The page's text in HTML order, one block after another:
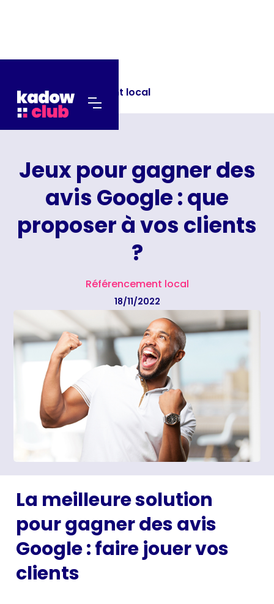
Blog >Référencement local
Jeux pour gagner des
avis Google : que
proposer à vos clients
?
Référencement local
18/11/2022
La meilleure solution
pour gagner des avis
Google : faire jouer vos
clients